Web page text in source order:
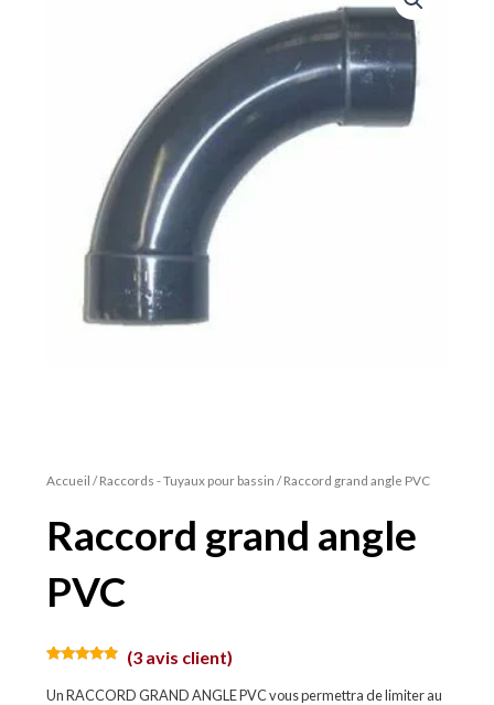
Accueil /Raccords - Tuyaux pour bassin / Raccord grand angle PVC
Raccord grand angle
PVC
sur 5
basé sur
(3avis client)
Un RACCORD GRAND ANGLE PVC vous permettra de limiter au